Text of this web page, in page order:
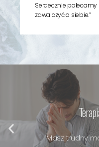
Serdecznie polecamy
zawalczyć o siebie.”
Masz trudny